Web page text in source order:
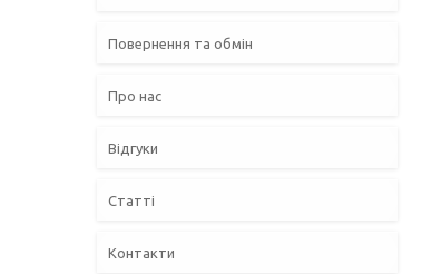
Повернення та обмін
Про нас
Відгуки
Статті
Контакти